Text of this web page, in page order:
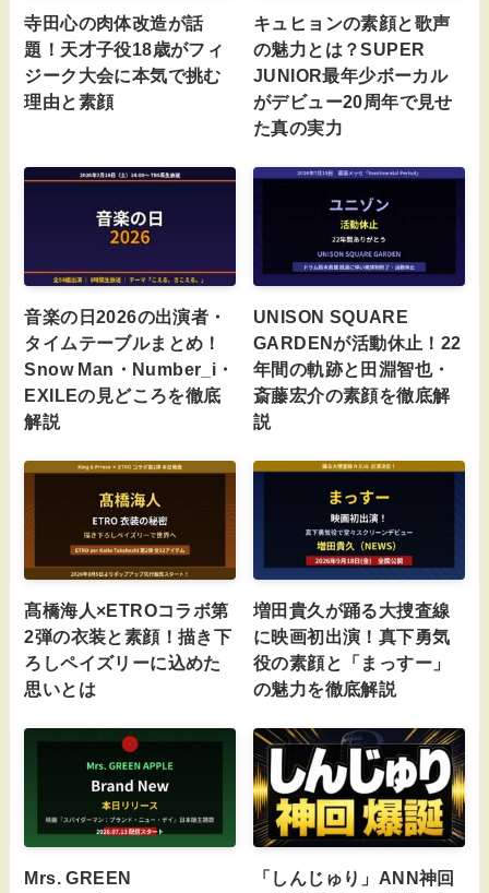
寺田心の肉体改造が話
題！天才子役18歳がフィ
ジーク大会に本気で挑む
理由と素顔
キュヒョンの素顔と歌声
の魅力とは？SUPER
JUNIOR最年少ボーカル
がデビュー20周年で見せ
た真の実力
音楽の日2026の出演者・
タイムテーブルまとめ！
Snow Man・Number_i・
EXILEの見どころを徹底
解説
UNISON SQUARE
GARDENが活動休止！22
年間の軌跡と田淵智也・
斎藤宏介の素顔を徹底解
説
髙橋海人×ETROコラボ第
2弾の衣装と素顔！描き下
ろしペイズリーに込めた
思いとは
増田貴久が踊る大捜査線
に映画初出演！真下勇気
役の素顔と「まっすー」
の魅力を徹底解説
Mrs. GREEN
「しんじゅり」ANN神回